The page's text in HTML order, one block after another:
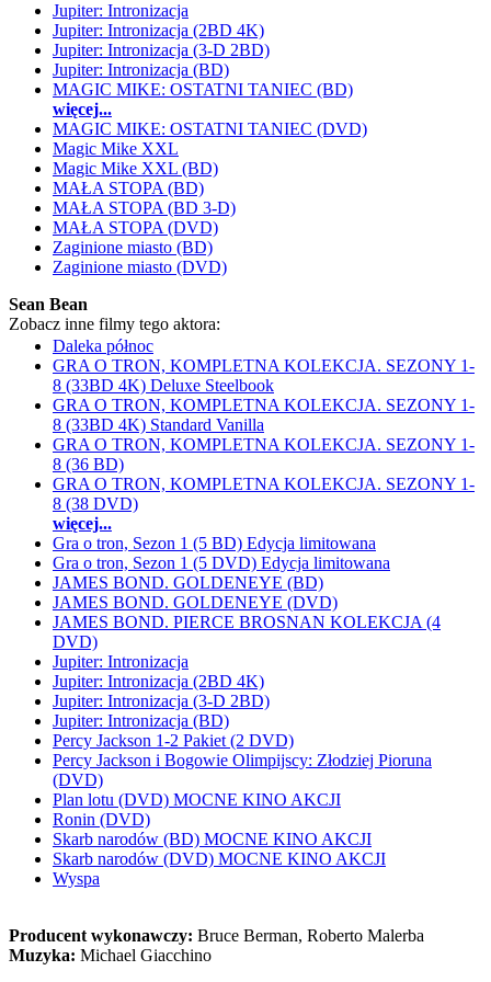
Jupiter: Intronizacja
Jupiter: Intronizacja (2BD 4K)
Jupiter: Intronizacja (3-D 2BD)
Jupiter: Intronizacja (BD)
MAGIC MIKE: OSTATNI TANIEC (BD)
więcej...
MAGIC MIKE: OSTATNI TANIEC (DVD)
Magic Mike XXL
Magic Mike XXL (BD)
MAŁA STOPA (BD)
MAŁA STOPA (BD 3-D)
MAŁA STOPA (DVD)
Zaginione miasto (BD)
Zaginione miasto (DVD)
Sean Bean
Zobacz inne filmy tego aktora:
Daleka północ
GRA O TRON, KOMPLETNA KOLEKCJA. SEZONY 1-
8 (33BD 4K) Deluxe Steelbook
GRA O TRON, KOMPLETNA KOLEKCJA. SEZONY 1-
8 (33BD 4K) Standard Vanilla
GRA O TRON, KOMPLETNA KOLEKCJA. SEZONY 1-
8 (36 BD)
GRA O TRON, KOMPLETNA KOLEKCJA. SEZONY 1-
8 (38 DVD)
więcej...
Gra o tron, Sezon 1 (5 BD) Edycja limitowana
Gra o tron, Sezon 1 (5 DVD) Edycja limitowana
JAMES BOND. GOLDENEYE (BD)
JAMES BOND. GOLDENEYE (DVD)
JAMES BOND. PIERCE BROSNAN KOLEKCJA (4
DVD)
Jupiter: Intronizacja
Jupiter: Intronizacja (2BD 4K)
Jupiter: Intronizacja (3-D 2BD)
Jupiter: Intronizacja (BD)
Percy Jackson 1-2 Pakiet (2 DVD)
Percy Jackson i Bogowie Olimpijscy: Złodziej Pioruna
(DVD)
Plan lotu (DVD) MOCNE KINO AKCJI
Ronin (DVD)
Skarb narodów (BD) MOCNE KINO AKCJI
Skarb narodów (DVD) MOCNE KINO AKCJI
Wyspa
Producent wykonawczy: Bruce Berman, Roberto Malerba
Muzyka: Michael Giacchino